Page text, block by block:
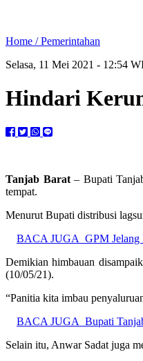
Home /Pemerintahan
Selasa, 11 Mei 2021 - 12:54
Hindari
Tanjab Barat– Bupati
tempat.
Menurut Bupati distribusi
BACA JUGA GPM
Demikian himbauan
(10/05/21).
“Panitia kita imbau
BACA JUGA Bupati
Selain itu, Anwar Sadat juga